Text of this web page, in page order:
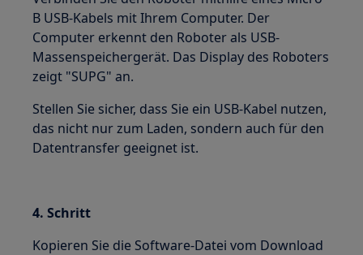
B USB-Kabels mit Ihrem Computer. Der
Computer erkennt den Roboter als USB-
Massenspeichergerät. Das Display des Roboters
zeigt "SUPG" an.
Stellen Sie sicher, dass Sie ein USB-Kabel nutzen,
das nicht nur zum Laden, sondern auch für den
Datentransfer geeignet ist.
4. Schritt
Kopieren Sie die Software-Datei vom Download